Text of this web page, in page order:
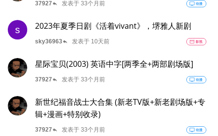
37927reply 发表于 33个月前 tv 动漫
s 2023年夏季日剧《活着vivant》，堺雅人新剧
sky36963reply 发表于 10天前 movie 影视
星际宝贝(2003) 英语中字[两季全+两部剧场版]
37927reply 发表于 33个月前 tv 动漫
新世纪福音战士大合集 (新老TV版+新老剧场版+专
辑+漫画+特别收录)
37927reply 发表于 33个月前 tv 动漫